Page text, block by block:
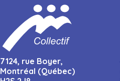
7124, rue Boyer,
Montréal (Québec)